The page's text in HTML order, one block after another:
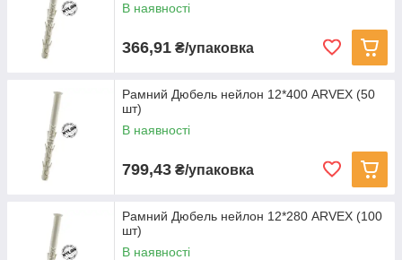
В наявності
366,91 ₴/упаковка
Рамний Дюбель нейлон 12*400 ARVEX (50
шт)
В наявності
799,43 ₴/упаковка
Рамний Дюбель нейлон 12*280 ARVEX (100
шт)
В наявності